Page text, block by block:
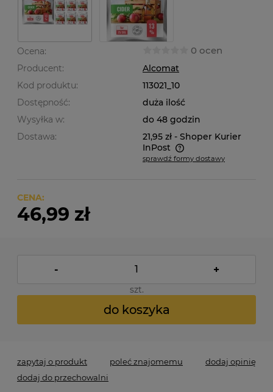
Ocena: 0 ocen
Producent:
Alcomat
Kod produktu:
113021_10
Dostępność:
duża ilość
Wysyłka w:
do 48 godzin
Dostawa:
21,95 zł - Shoper Kurier
InPost
Cena nie zawiera ewentualnych kosztów płatności
sprawdź formy dostawy
CENA:
46,99 zł
- +
szt.
do koszyka
zapytaj o produkt poleć znajomemu
dodaj opinię
dodaj do przechowalni